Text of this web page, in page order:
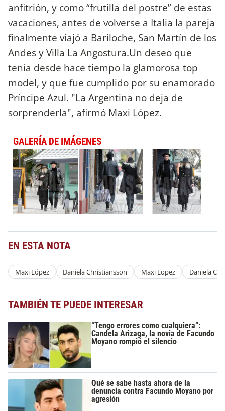
anfitrión, y como “frutilla del postre” de estas
vacaciones, antes de volverse a Italia la pareja
finalmente viajó a Bariloche, San Martín de los
Andes y Villa La Angostura.Un deseo que
tenía desde hace tiempo la glamorosa top
model, y que fue cumplido por su enamorado
Príncipe Azul. "La Argentina no deja de
sorprenderla", afirmó Maxi López.
GALERÍA DE IMÁGENES
EN ESTA NOTA
Maxi López Daniela Christiansson Maxi Lopez Daniela
TAMBIÉN TE PUEDE INTERESAR
“Tengo errores como cualquiera”:
Candela Arizaga, la novia de Facundo
Moyano rompió el silencio
Qué se sabe hasta ahora de la
denuncia contra Facundo Moyano por
agresión